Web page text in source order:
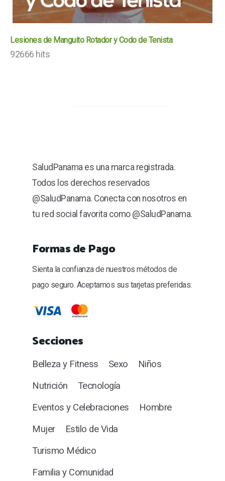
Lesiones de Manguito Rotador y Codo de Tenista
92666 hits
SaludPanama es una marca registrada.
Todos los derechos reservados
@SaludPanama. Conecta con nosotros en
tu red social favorita como @SaludPanama.
Formas de Pago
Sienta la confianza de nuestros métodos de
pago seguro. Aceptamos sus tarjetas preferidas:
Secciones
Belleza y Fitness Sexo
Niños
Nutrición
Tecnología
Eventos y Celebraciones
Hombre
Mujer
Estilo de Vida
Turismo Médico
Familia y Comunidad